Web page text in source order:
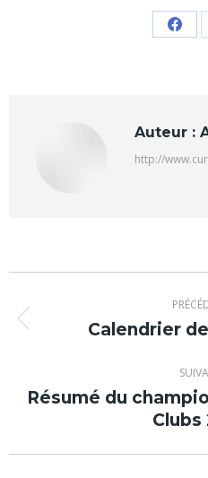
Auteur :
http://
Navigation
article
:
Calendrier
:
Résumé du
Clubs